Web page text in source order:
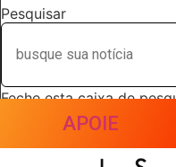
Pesquisar
Feche esta caixa de
APOIE